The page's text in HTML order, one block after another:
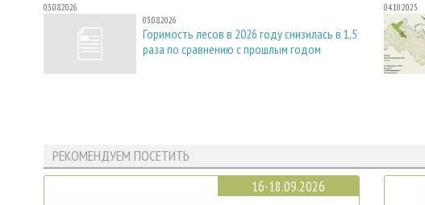
03.08.2026
03.08.2026
Горимость лесов в 2026 году снизилась в 1,5
раза по сравнению с прошлым годом
04.10.2025
РЕКОМЕНДУЕМ ПОСЕТИТЬ
16-18.09.2026